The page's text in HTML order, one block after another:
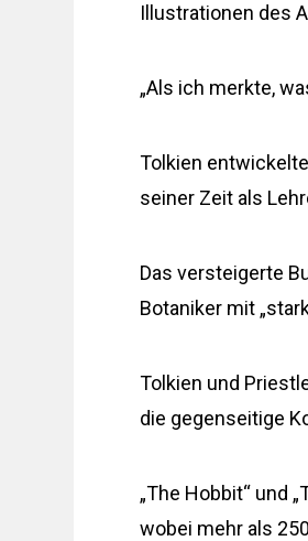
Illustrationen des
„Als ich merkte,
Tolkien
seiner Zeit als
Das versteigerte
Botaniker mit
Tolkien und
die gegenseitige
„The Hobbit“ und
wobei mehr als